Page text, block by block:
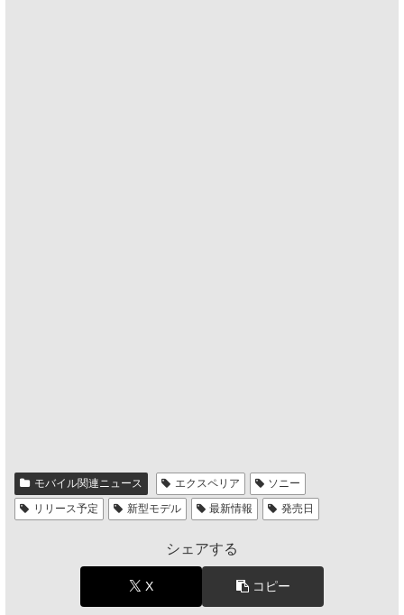
モバイル関連ニュース エクスペリア
ソニー
リリース予定
新型モデル 最新情報 発売日
シェアする
X コピー